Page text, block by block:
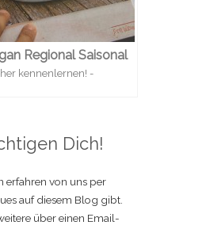
Regional Saisonal
kennenlernen! -
Dich!
erfahren von uns per
auf diesem Blog gibt.
über einen Email-